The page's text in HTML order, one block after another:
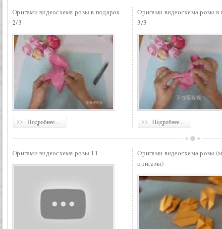
Оригами видеосхема розы в подарок
2/3
Подробнее...
Оригами видеосхема розы в
3/3
Подробнее...
Оригами видеосхема розы 11
Оригами видеосхема розы
оригами)